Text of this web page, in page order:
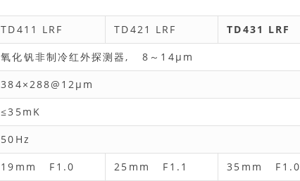
TD411 LRF TD421 LRF TD431 LRF
氧化钒非制冷红外探测器, 8～14μm
384×288@12μm
≤35mK
50Hz
19mm F1.0 25mm F1.1 35mm F1.0